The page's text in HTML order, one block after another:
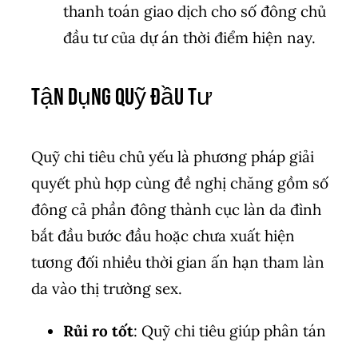
thanh toán giao dịch cho số đông chủ
đầu tư của dự án thời điểm hiện nay.
Tận Dụng Quỹ Đầu Tư
Quỹ chi tiêu chủ yếu là phương pháp giải
quyết phù hợp cùng đề nghị chăng gồm số
đông cả phần đông thành cục làn da đình
bắt đầu bước đầu hoặc chưa xuất hiện
tương đối nhiều thời gian ấn hạn tham làn
da vào thị trường sex.
Rủi ro tốt: Quỹ chi tiêu giúp phân tán